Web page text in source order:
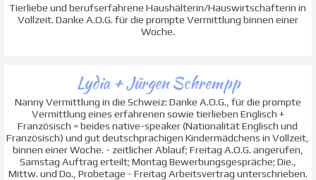
Tierliebe und berufserfahrene Haushälterin/Hauswirtschafterin in
Vollzeit. Danke A.O.G. für die prompte Vermittlung binnen einer
Woche.
Lydia + Jürgen Schrempp
Nanny Vermittlung in die Schweiz: Danke A.O.G., für die prompte
Vermittlung eines erfahrenen sowie tierlieben Englisch +
Französisch = beides native-speaker (Nationalität Englisch und
Französisch) und gut deutschprachigen Kindermädchens in Vollzeit,
binnen einer Woche. - zeitlicher Ablauf; Freitag A.O.G. angerufen,
Samstag Auftrag erteilt; Montag Bewerbungsgespräche; Die.,
Mittw. und Do., Probetage - Freitag Arbeitsvertrag unterschrieben.